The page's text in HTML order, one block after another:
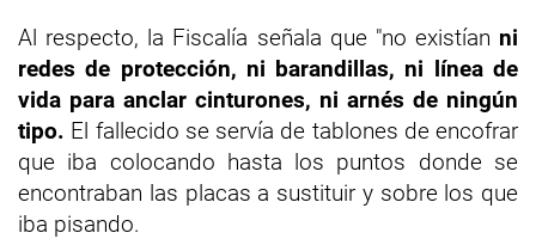
Al respecto, la Fiscalía señala que "no existían ni
redes de protección, ni barandillas, ni línea de
vida para anclar cinturones, ni arnés de ningún
tipo. El fallecido se servía de tablones de encofrar
que iba colocando hasta los puntos donde se
encontraban las placas a sustituir y sobre los que
iba pisando.